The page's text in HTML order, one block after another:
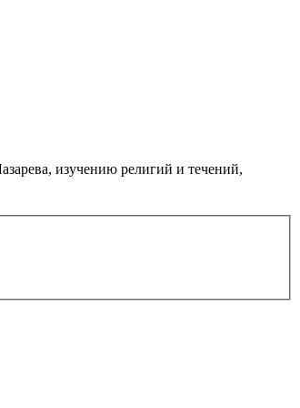
изучению религий и течений,